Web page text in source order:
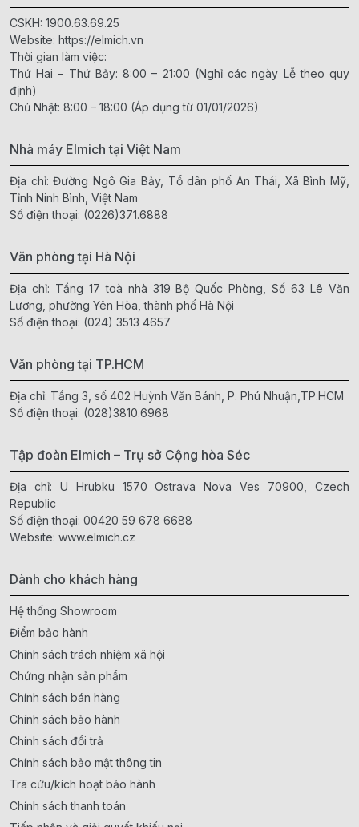
CSKH: 1900.63.69.25
Website: https://elmich.vn
Thời gian làm việc:
Thứ Hai – Thứ Bảy: 8:00 – 21:00 (Nghỉ các ngày Lễ theo quy
định)
Chủ Nhật: 8:00 – 18:00 (Áp dụng từ 01/01/2026)
Nhà máy Elmich tại Việt Nam
Địa chỉ: Đường Ngô Gia Bảy, Tổ dân phố An Thái, Xã Bình Mỹ,
Tỉnh Ninh Bình, Việt Nam
Số điện thoại: (0226)371.6888
Văn phòng tại Hà Nội
Địa chỉ: Tầng 17 toà nhà 319 Bộ Quốc Phòng, Số 63 Lê Văn
Lương, phường Yên Hòa, thành phố Hà Nội
Số điện thoại: (024) 3513 4657
Văn phòng tại TP.HCM
Địa chỉ: Tầng 3, số 402 Huỳnh Văn Bánh, P. Phú Nhuận,TP.HCM
Số điện thoại: (028)3810.6968
Tập đoàn Elmich – Trụ sở Cộng hòa Séc
Địa chỉ: U Hrubku 1570 Ostrava Nova Ves 70900, Czech
Republic
Số điện thoại: 00420 59 678 6688
Website: www.elmich.cz
Dành cho khách hàng
Hệ thống Showroom
Điểm bảo hành
Chính sách trách nhiệm xã hội
Chứng nhận sản phẩm
Chính sách bán hàng
Chính sách bảo hành
Chính sách đổi trả
Chính sách bảo mật thông tin
Tra cứu/kích hoạt bảo hành
Chính sách thanh toán